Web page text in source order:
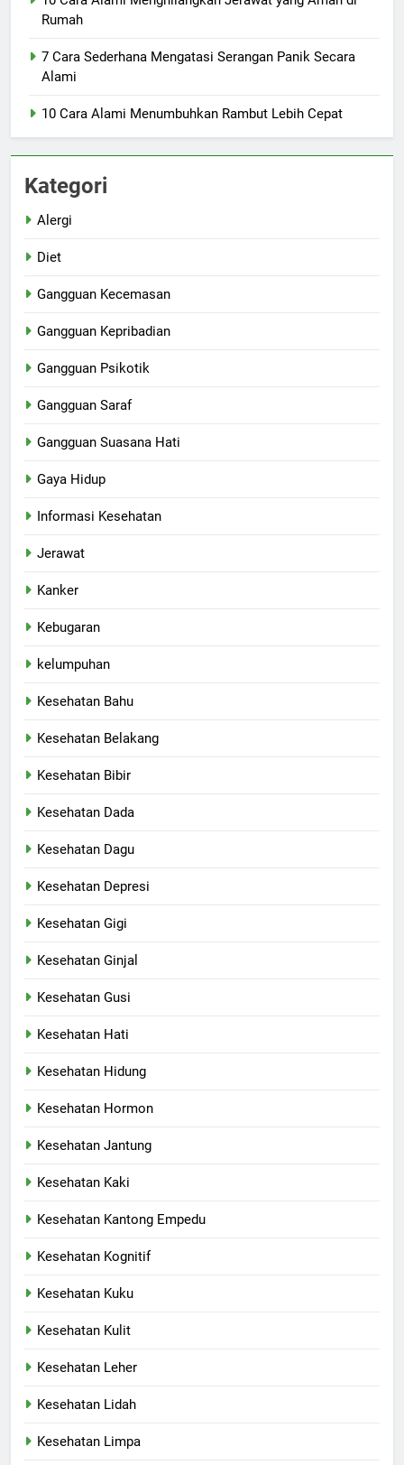
Rumah
7 Cara Sederhana Mengatasi Serangan Panik Secara
Alami
10 Cara Alami Menumbuhkan Rambut Lebih Cepat
Kategori
Alergi
Diet
Gangguan Kecemasan
Gangguan Kepribadian
Gangguan Psikotik
Gangguan Saraf
Gangguan Suasana Hati
Gaya Hidup
Informasi Kesehatan
Jerawat
Kanker
Kebugaran
kelumpuhan
Kesehatan Bahu
Kesehatan Belakang
Kesehatan Bibir
Kesehatan Dada
Kesehatan Dagu
Kesehatan Depresi
Kesehatan Gigi
Kesehatan Ginjal
Kesehatan Gusi
Kesehatan Hati
Kesehatan Hidung
Kesehatan Hormon
Kesehatan Jantung
Kesehatan Kaki
Kesehatan Kantong Empedu
Kesehatan Kognitif
Kesehatan Kuku
Kesehatan Kulit
Kesehatan Leher
Kesehatan Lidah
Kesehatan Limpa